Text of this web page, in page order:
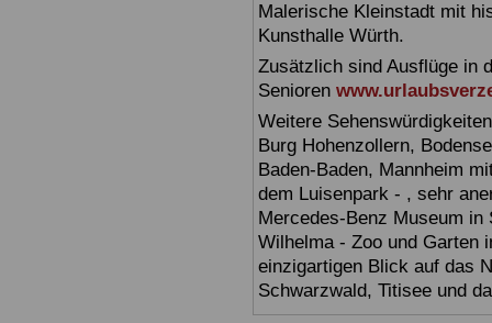
Malerische Kleinstadt mit
Kunsthalle Würth.
Zusätzlich sind Ausflüge in
Senioren
Weitere
Burg Hohenzollern,
Baden-Baden, Mannheim
dem Luisenpark - , sehr
Mercedes-Benz Museum
Wilhelma - Zoo und Garten
einzigartigen Blick auf das
Schwarzwald, Titisee und